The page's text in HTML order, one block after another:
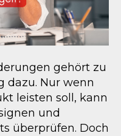
gehört zu
dazu. Nur wenn
leisten soll, kann
und
überprüfen. Doch